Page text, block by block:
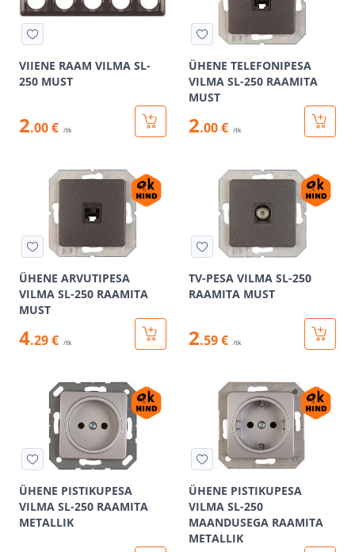
VIIENE RAAM VILMA SL-
250 MUST
2.00 € /tk
ÜHENE TELEFONIPESA
VILMA SL-250 RAAMITA
MUST
2.00 € /tk
ÜHENE ARVUTIPESA
VILMA SL-250 RAAMITA
MUST
4.29 € /tk
TV-PESA VILMA SL-250
RAAMITA MUST
2.59 € /tk
ÜHENE PISTIKUPESA
VILMA SL-250 RAAMITA
METALLIK
ÜHENE PISTIKUPESA
VILMA SL-250
MAANDUSEGA RAAMITA
METALLIK